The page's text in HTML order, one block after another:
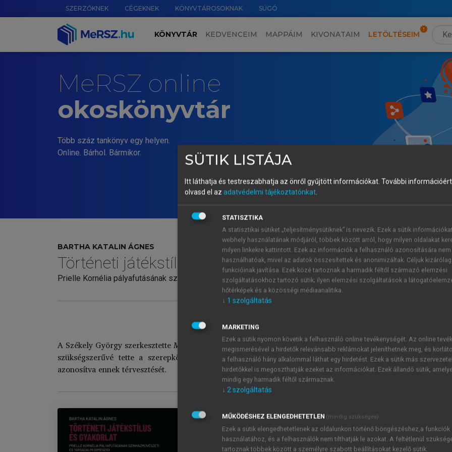
SZERZŐKNEK CÉGEKNEK KÖNYVTÁROSOKNAK SÚGÓ
KÖNYVTÁR KEDVENCEIM MAPPÁIM KIVONATAIM LETÖLTÉSEIM
MeRSZ online
okoskönyvtár
Több száz tankönyv egy helyen.
Online. Bárhol. Bármikor.
BARTHA KATALIN ÁGNES
Történeti játékstílus és gyakorlat
Prielle Kornélia pályafutásának színházművészeti és társadalmi dimenziói
Lexikonok és színházesztétikák
A Székely György szerkesztetteMagyar színházművészeti lexikonszerepkörszócikke összefoglalja azt az
szükségszerűvé tette a szerepkör fogalmának és a szerepköri rendszernek a fellazulását, a
azonosítva ennek térvesztését.
TARTALOMJEGYZÉK
Történeti játékstílus és gyakorlat • Prielle Kornélia
SÜTIK LISTÁJA
Itt láthatja és testreszabhatja az önről gyűjtött információkat. További
olvasd el az adatvédelmi tájékoztatónkat.
STATISZTIKA
A statisztikai sütiket „teljesítménysütiknek” is nevezik. Ezek a sütik
webhely használatának módjáról, többek között arról, hogy milyen oldalakat
milyen linkekre kattintott. Ezek az információk a felhasználó azonosítására nem
használhatóak, mivel az adatok összesítettek és anonimizáltak. Céljuk
funkcióinak javítása. Ezek közé tartoznak a harmadik féltől származó elemzési
szolgáltatásokhoz tartozó sütik; ilyen elemzési szolgáltatások a
hőtérképek és a közösségi médiaanalitika.
↓ 1 szolgáltatás
MARKETING
Ezek a sütik nyomon követik a felhasználó online tevékenységét. Az online
megismerésével a hirdetők relevánsabb reklámokat jeleníthetnek meg, és
a felhasználó hány alkalommal láthat egy hirdetést. Ezek a sütik más
hirdetőkkel is megoszthatják ezeket az információkat. Ezek állandó sütik,
mindig egy harmadik féltől származnak.
↓ 2szolgáltatás
MŰKÖDÉSHEZ ELENGEDHETETLEN (mindig szükséges)
Ezek a sütik elengedhetetlenek az oldalunkon történő böngészéshez,a funkciók
használatához, és a felhasználók nem tilthatják le azokat. A feltétlenül
tartoznak többek között a személyre szabott beállításokat kezelő sütik.